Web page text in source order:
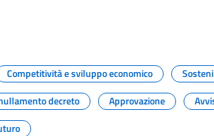
Competitività e sviluppo economico
decreto Approvazione